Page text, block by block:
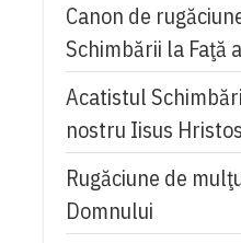
Canon de
Schimbării la Faţă
Acatistul
nostru Iisus Hristos
Rugăciune de
Domnului